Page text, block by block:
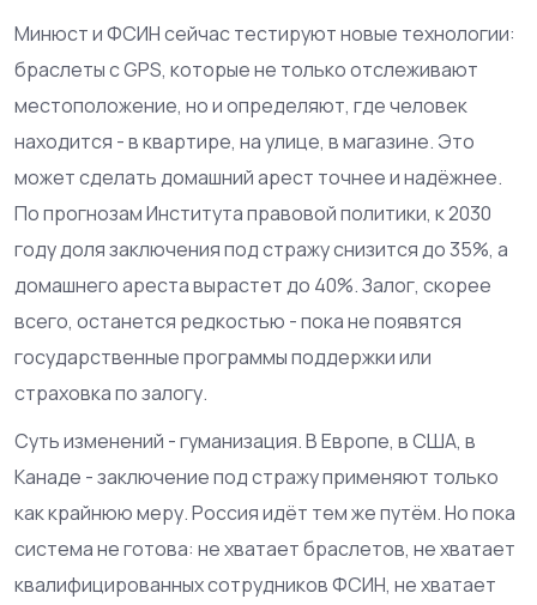
Минюст и ФСИН сейчас тестируют новые технологии:
браслеты с GPS, которые не только отслеживают
местоположение, но и определяют, где человек
находится - в квартире, на улице, в магазине. Это
может сделать домашний арест точнее и надёжнее.
По прогнозам Института правовой политики, к 2030
году доля заключения под стражу снизится до 35%, а
домашнего ареста вырастет до 40%. Залог, скорее
всего, останется редкостью - пока не появятся
государственные программы поддержки или
страховка по залогу.
Суть изменений - гуманизация. В Европе, в США, в
Канаде - заключение под стражу применяют только
как крайнюю меру. Россия идёт тем же путём. Но пока
система не готова: не хватает браслетов, не хватает
квалифицированных сотрудников ФСИН, не хватает